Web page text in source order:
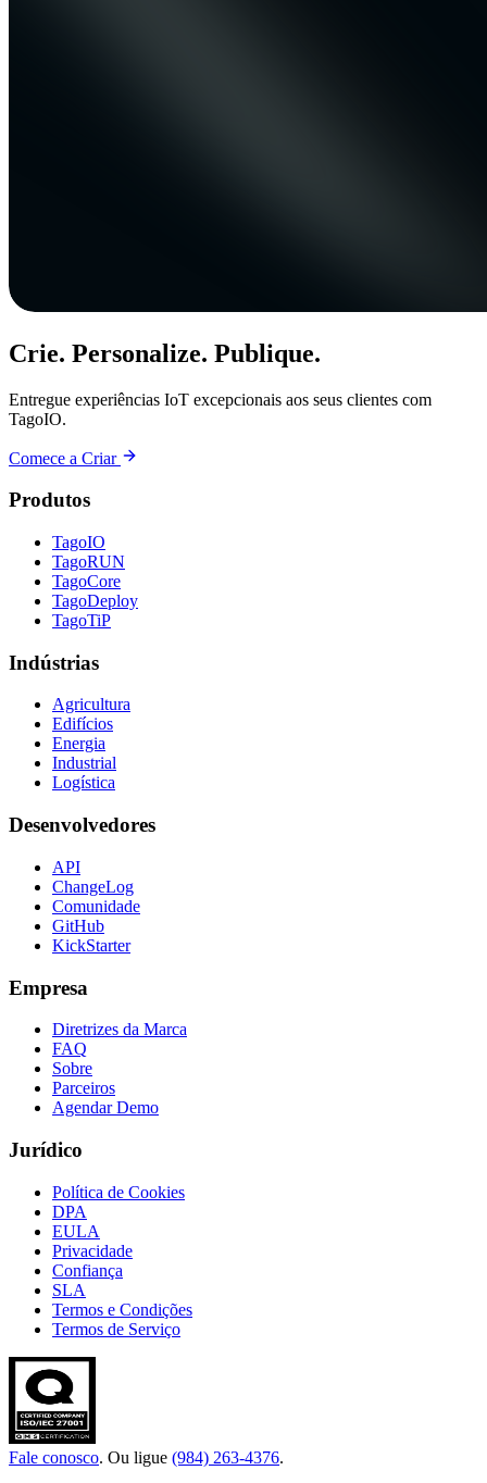
Crie. Personalize. Publique.
Entregue experiências IoT excepcionais aos seus clientes com
TagoIO.
Comece a Criar
Produtos
TagoIO
TagoRUN
TagoCore
TagoDeploy
TagoTiP
Indústrias
Agricultura
Edifícios
Energia
Industrial
Logística
Desenvolvedores
API
ChangeLog
Comunidade
GitHub
KickStarter
Empresa
Diretrizes da Marca
FAQ
Sobre
Parceiros
Agendar Demo
Jurídico
Política de Cookies
DPA
EULA
Privacidade
Confiança
SLA
Termos e Condições
Termos de Serviço
Fale conosco. Ou ligue (984) 263-4376.